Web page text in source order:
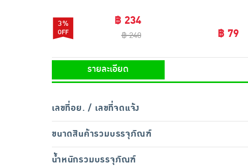
กรัม (แพ็ก6ชิ้น)
3% ฿ 234
฿ 240 ฿ 79
รายละเอียด
เลขที่อย. / เลขที่จดแจ้ง
ขนาดสินค้ารวมบรรจุภัณฑ์
น้ำหนักรวมบรรจุภัณฑ์